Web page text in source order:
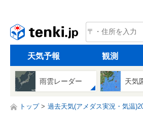
tenki.jp
天気予報 観測
雨雲レーダー 天気
トップ 過去天気(アメダス実況・気温